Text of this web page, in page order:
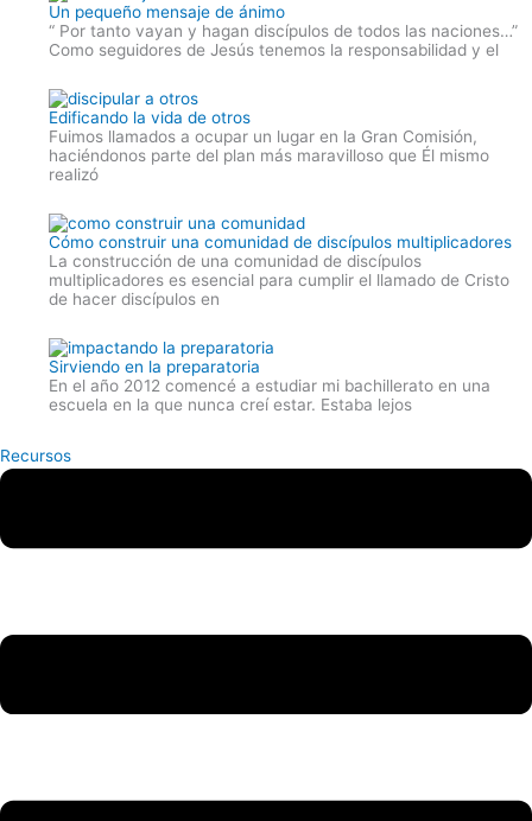
Un pequeño mensaje de ánimo
“ Por tanto vayan y hagan discípulos de todos las naciones…”
Como seguidores de Jesús tenemos la responsabilidad y el
Edificando la vida de otros
Fuimos llamados a ocupar un lugar en la Gran Comisión,
haciéndonos parte del plan más maravilloso que Él mismo
realizó
Cómo construir una comunidad de discípulos multiplicadores
La construcción de una comunidad de discípulos
multiplicadores es esencial para cumplir el llamado de Cristo
de hacer discípulos en
Sirviendo en la preparatoria
En el año 2012 comencé a estudiar mi bachillerato en una
escuela en la que nunca creí estar. Estaba lejos
Recursos